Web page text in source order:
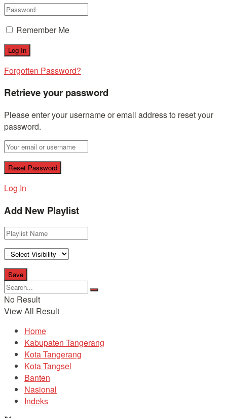
Remember Me
Forgotten Password?
Retrieve your password
Please enter your username or email address to reset your
password.
Log In
Add New Playlist
No Result
View All Result
Home
Kabupaten Tangerang
Kota Tangerang
Kota Tangsel
Banten
Nasional
Indeks